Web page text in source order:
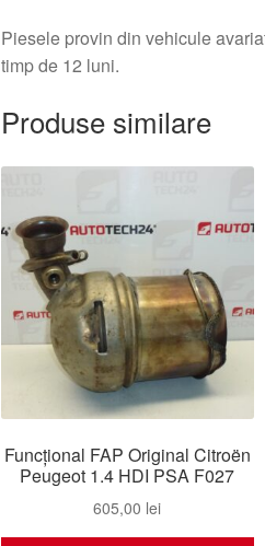
Piesele provin din vehicule
timp de 12 luni.
Produse similare
Funcțional FAP Original Citroën
Peugeot 1.4 HDI PSA F027
605,00 lei